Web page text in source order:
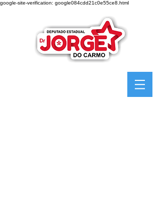
google-site-verification: google084cdd21c0e55ce8.html